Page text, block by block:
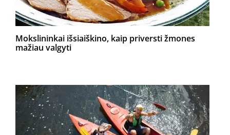
Mokslininkai išsiaiškino, kaip priversti žmones
mažiau valgyti